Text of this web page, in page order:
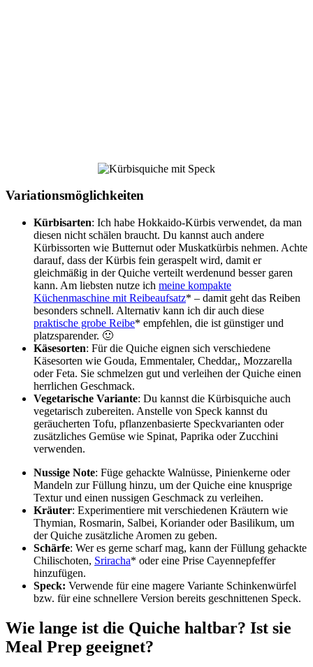
Variationsmöglichkeiten
Kürbisarten: Ich habe Hokkaido-Kürbis verwendet, da man
diesen nicht schälen braucht. Du kannst auch andere
Kürbissorten wie Butternut oder Muskatkürbis nehmen. Achte
darauf, dass der Kürbis fein geraspelt wird, damit er
gleichmäßig in der Quiche verteilt werdenund besser garen
kann. Am liebsten nutze ich meine kompakte
Küchenmaschine mit Reibeaufsatz* – damit geht das Reiben
besonders schnell. Alternativ kann ich dir auch diese
praktische grobe Reibe* empfehlen, die ist günstiger und
platzsparender. 🙂
Käsesorten: Für die Quiche eignen sich verschiedene
Käsesorten wie Gouda, Emmentaler, Cheddar,, Mozzarella
oder Feta. Sie schmelzen gut und verleihen der Quiche einen
herrlichen Geschmack.
Vegetarische Variante: Du kannst die Kürbisquiche auch
vegetarisch zubereiten. Anstelle von Speck kannst du
geräucherten Tofu, pflanzenbasierte Speckvarianten oder
zusätzliches Gemüse wie Spinat, Paprika oder Zucchini
verwenden.
Nussige Note: Füge gehackte Walnüsse, Pinienkerne oder
Mandeln zur Füllung hinzu, um der Quiche eine knusprige
Textur und einen nussigen Geschmack zu verleihen.
Kräuter: Experimentiere mit verschiedenen Kräutern wie
Thymian, Rosmarin, Salbei, Koriander oder Basilikum, um
der Quiche zusätzliche Aromen zu geben.
Schärfe: Wer es gerne scharf mag, kann der Füllung gehackte
Chilischoten, Sriracha* oder eine Prise Cayennepfeffer
hinzufügen.
Speck: Verwende für eine magere Variante Schinkenwürfel
bzw. für eine schnellere Version bereits geschnittenen Speck.
Wie lange ist die Quiche haltbar? Ist sie
Meal Prep geeignet?